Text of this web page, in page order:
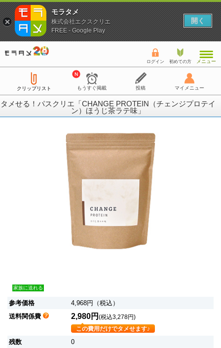
ログイン 初めての方 メニュー
クリップリスト もうすぐ掲載 投稿 マイメニュー
タメせる！パスクリエ「CHANGE PROTEIN（チェンジプロテイ
ン）ほうじ茶ラテ味」
家族に送れる
参考価格
4,968円（税込）
送料関係費
2,980円 (税込3,278円)
この費用だけでタメせます♪
残数
0
モラタメ
株式会社エクスクリエ
FREE - Google Play
開く